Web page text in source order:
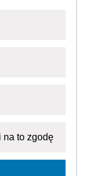
na to zgodę